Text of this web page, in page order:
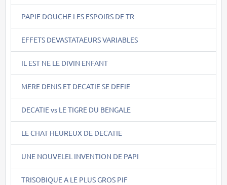
PAPIE DOUCHE LES ESPOIRS DE TR
EFFETS DEVASTATAEURS VARIABLES
IL EST NE LE DIVIN ENFANT
MERE DENIS ET DECATIE SE DEFIE
DECATIE vs LE TIGRE DU BENGALE
LE CHAT HEUREUX DE DECATIE
UNE NOUVELEL INVENTION DE PAPI
TRISOBIQUE A LE PLUS GROS PIF